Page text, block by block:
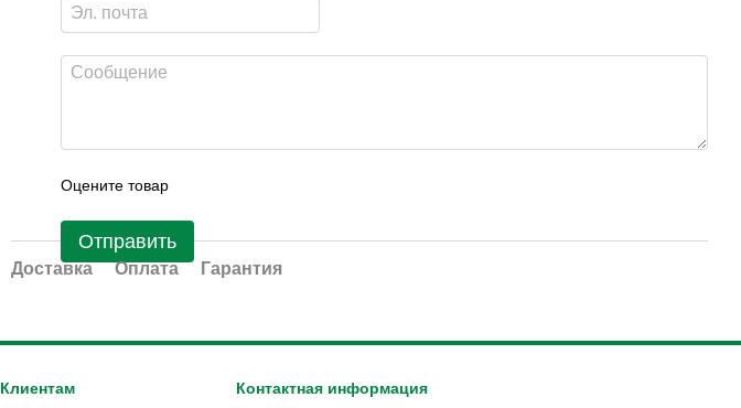
Оцените товар
Отправить
Доставка Оплата Гарантия
Клиентам Контактная информация